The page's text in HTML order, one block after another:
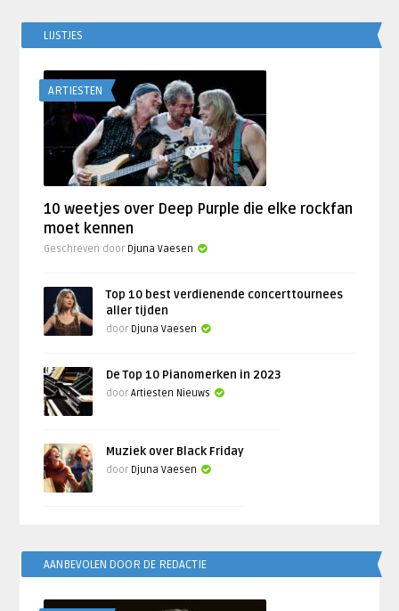
LIJSTJES
ARTIESTEN
10 weetjes over Deep Purple die elke rockfan
moet kennen
Geschreven door Djuna Vaesen
Top 10 best verdienende concerttournees
aller tijden
door Djuna Vaesen
De Top 10 Pianomerken in 2023
doorArtiesten Nieuws
Muziek over Black Friday
door Djuna Vaesen
AANBEVOLEN DOOR DE REDACTIE